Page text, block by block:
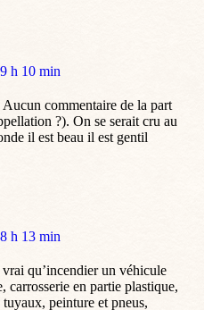
h 10 min
commentaire de la part
?). On se serait cru au
il est beau il est gentil
h 13 min
qu’incendier un véhicule
carrosserie en partie plastique,
peinture et pneus,